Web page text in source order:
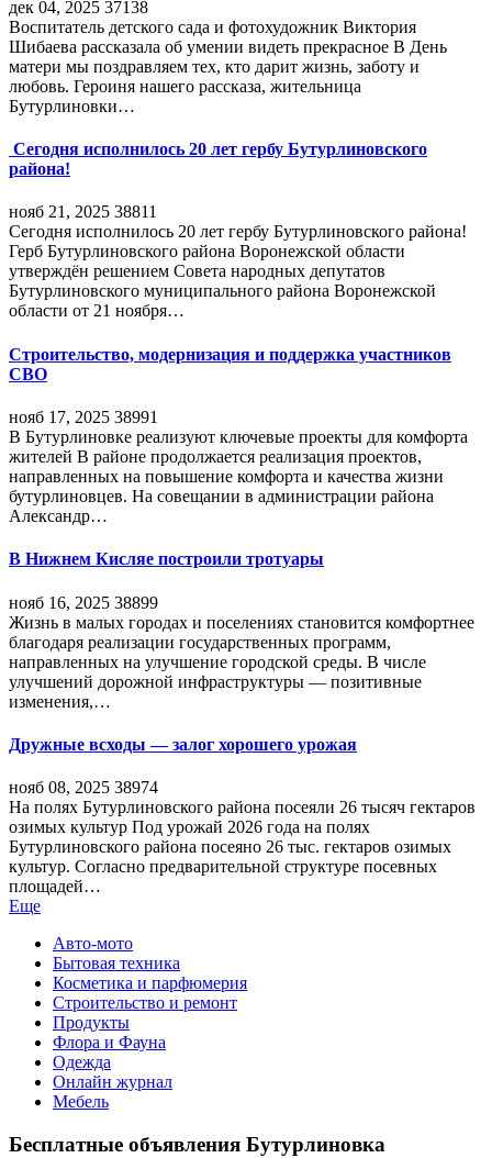
дек 04, 2025 37138
Воспитатель детского сада и фотохудожник Виктория
Шибаева рассказала об умении видеть прекрасное В День
матери мы поздравляем тех, кто дарит жизнь, заботу и
любовь. Героиня нашего рассказа, жительница
Бутурлиновки…
Сегодня исполнилось 20 лет гербу Бутурлиновского
района!
нояб 21, 2025 38811
Сегодня исполнилось 20 лет гербу Бутурлиновского района!
Герб Бутурлиновского района Воронежской области
утверждён решением Совета народных депутатов
Бутурлиновского муниципального района Воронежской
области от 21 ноября…
Строительство, модернизация и поддержка участников
СВО
нояб 17, 2025 38991
В Бутурлиновке реализуют ключевые проекты для комфорта
жителей В районе продолжается реализация проектов,
направленных на повышение комфорта и качества жизни
бутурлиновцев. На совещании в администрации района
Александр…
В Нижнем Кисляе построили тротуары
нояб 16, 2025 38899
Жизнь в малых городах и поселениях становится комфортнее
благодаря реализации государственных программ,
направленных на улучшение городской среды. В числе
улучшений дорожной инфраструктуры — позитивные
изменения,…
Дружные всходы — залог хорошего урожая
нояб 08, 2025 38974
На полях Бутурлиновского района посеяли 26 тысяч гектаров
озимых культур Под урожай 2026 года на полях
Бутурлиновского района посеяно 26 тыс. гектаров озимых
культур. Согласно предварительной структуре посевных
площадей…
Еще
Авто-мото
Бытовая техника
Косметика и парфюмерия
Строительство и ремонт
Продукты
Флора и Фауна
Одежда
Онлайн журнал
Мебель
Бесплатные объявления Бутурлиновка